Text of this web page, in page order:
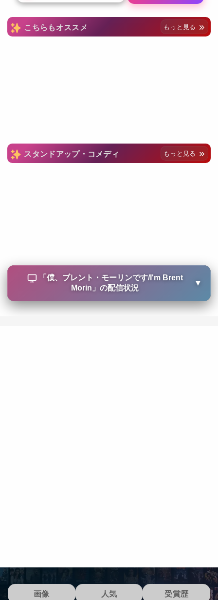
こちらもオススメ もっと見る
スタンドアップ・コメディ もっと見る
「 僕、ブレント・モーリンです/I'm Brent
Morin 」の配信状況
▼
画像 人気 受賞歴